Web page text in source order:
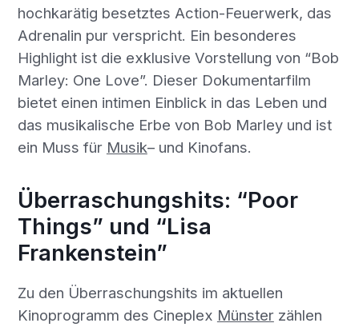
hochkarätig besetztes Action-Feuerwerk, das
Adrenalin pur verspricht. Ein besonderes
Highlight ist die exklusive Vorstellung von “Bob
Marley: One Love”. Dieser Dokumentarfilm
bietet einen intimen Einblick in das Leben und
das musikalische Erbe von Bob Marley und ist
ein Muss für Musik– und Kinofans.
Überraschungshits: “Poor
Things” und “Lisa
Frankenstein”
Zu den Überraschungshits im aktuellen
Kinoprogramm des Cineplex Münsterzählen